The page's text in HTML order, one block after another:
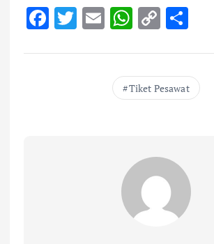
F
e
T
it
E
ai
W
at
s
A
p
C
p
y
Li
k
ar
e
Tiket Pesawat